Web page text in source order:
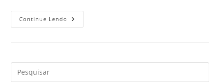
Continue Lendo Gruta
Azul